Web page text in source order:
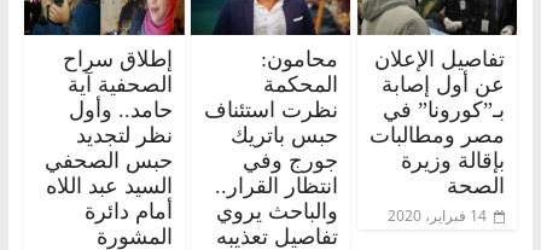
تفاصيل الإعلان
عن أول إصابة
بـ”كورونا” في
مصر ومطالبات
بإقالة وزيرة
الصحة
14 فبراير، 2020
محامون:
المحكمة
نظرت استئناف
حبس باتريك
جورج وفي
انتظار القرار..
والباحث يروي
تفاصيل تعذيبه
إطلاق سراح
الصحفية آية
حامد.. وأول
نظر لتجديد
حبس الصحفي
السيد عبد اللاه
أمام دائرة
المشورة